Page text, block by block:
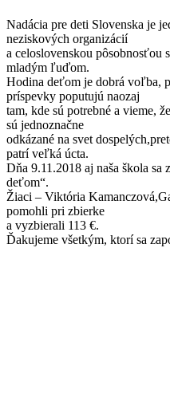
Nadácia pre deti Slovenska je
neziskových organizácií
a celoslovenskou pôsobnosťou
mladým ľuďom.
Hodina deťom je dobrá voľba,
príspevky poputujú naozaj
tam, kde sú potrebné a vieme,
sú jednoznačne
odkázané na svet
patrí veľká úcta.
Dňa 9.11.2018 aj naša škola
deťom“.
Žiaci – Viktória
pomohli pri zbierke
a vyzbierali 113 €.
Ďakujeme všetkým, ktorí sa